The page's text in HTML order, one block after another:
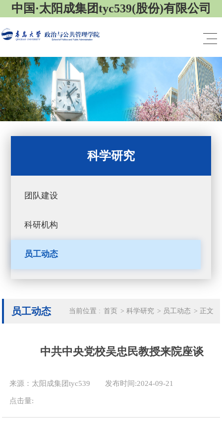
中国·太阳成集团tyc539(股份)有限公司
科学研究
团队建设
科研机构
员工动态
员工动态 当前位置 : 首页 > 科学研究 > 员工动态 > 正文
中共中央党校吴忠民教授来院座谈
来源：太阳成集团tyc539 发布时间:2024-09-21
点击量: